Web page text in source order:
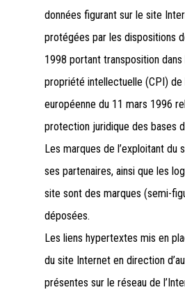
données figurant sur le site
protégées par les dispositions
1998 portant transposition
propriété intellectuelle (CPI) de
européenne du 11 mars 1996
protection juridique des bases
Les marques de l’exploitant du
ses partenaires, ainsi que les
site sont des marques (semi-
déposées.
Les liens hypertextes mis en
du site Internet en direction
présentes sur le réseau de